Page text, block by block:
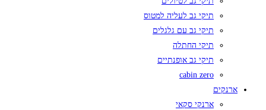
תיקי גב לעליה למטוס
תיקי גב עם גלגלים
תיקי החתלה
תיקי גב אופנתיים
cabin zero
ארנקים
ארנקי סקאי